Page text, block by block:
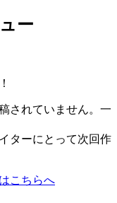
ー
されていません。一
ターにとって次回作
こちらへ